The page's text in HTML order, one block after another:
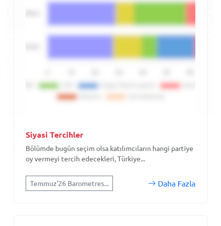
Siyasi Tercihler
Bölümde bugün seçim olsa katılımcıların hangi partiye
oy vermeyi tercih edecekleri, Türkiye...
Temmuz'26 Barometres... Daha Fazla